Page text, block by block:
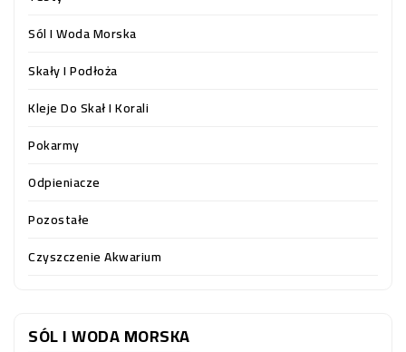
Sól I Woda Morska
Skały I Podłoża
Kleje Do Skał I Korali
Pokarmy
Odpieniacze
Pozostałe
Czyszczenie Akwarium
SÓL I WODA MORSKA